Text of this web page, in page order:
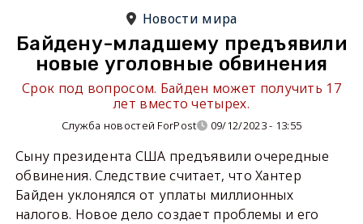
Новости мира
Байдену-младшему предъявили
новые уголовные обвинения
Срок под вопросом. Байден может получить 17
лет вместо четырех.
Служба новостей ForPost 09/12/2023 - 13:55
Сыну президента США предъявили очередные
обвинения. Следствие считает, что Хантер
Байден уклонялся от уплаты миллионных
налогов. Новое дело создает проблемы и его